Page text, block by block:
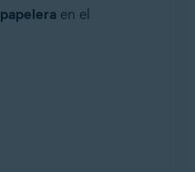
papeleraen el